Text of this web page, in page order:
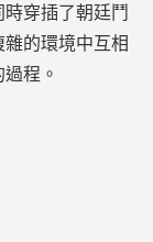
穿插了朝廷鬥
的環境中互相
程。